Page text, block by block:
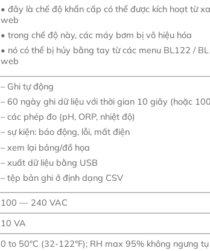
• đây là chế độ khẩn cấp có thể được kích hoạt từ
web
• trong chế độ này, các máy bơm bị vô hiệu hóa
• nó có thể bị hủy bằng tay từ các menu BL122 /
web
– Ghi tự động
– 60 ngày ghi dữ liệu với thời gian 10 giây (hoặc
– các phép đo (pH, ORP, nhiệt độ)
– sự kiện: báo động, lỗi, mất điện
– xem lại bảng/đồ họa
– xuất dữ liệu bằng USB
– tệp bản ghi ở định dạng CSV
100 — 240 VAC
10 VA
0 to 50°C (32-122°F); RH max 95% không ngưng tụ